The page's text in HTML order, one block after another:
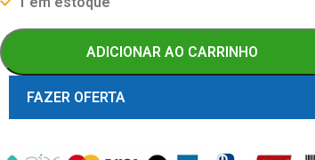
ADICIONAR AO CARRINHO
FAZER OFERTA